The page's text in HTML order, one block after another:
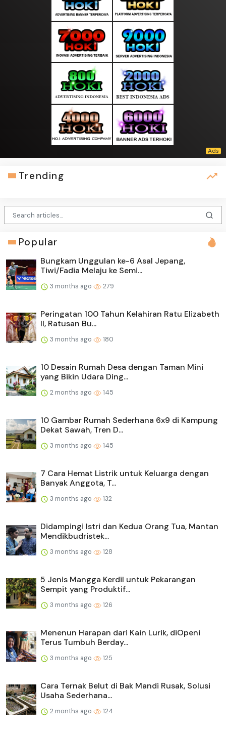
Trending
Popular
Bungkam Unggulan ke-6 Asal Jepang,
Tiwi/Fadia Melaju ke Semi...
3 months ago 279
Peringatan 100 Tahun Kelahiran Ratu Elizabeth
II, Ratusan Bu...
3 months ago 180
10 Desain Rumah Desa dengan Taman Mini
yang Bikin Udara Ding...
2 months ago 145
10 Gambar Rumah Sederhana 6x9 di Kampung
Dekat Sawah, Tren D...
3 months ago 145
7 Cara Hemat Listrik untuk Keluarga dengan
Banyak Anggota, T...
3 months ago 132
Didampingi Istri dan Kedua Orang Tua, Mantan
Mendikbudristek...
3 months ago 128
5 Jenis Mangga Kerdil untuk Pekarangan
Sempit yang Produktif...
3 months ago 126
Menenun Harapan dari Kain Lurik, diOpeni
Terus Tumbuh Berday...
3 months ago 125
Cara Ternak Belut di Bak Mandi Rusak, Solusi
Usaha Sederhana...
2 months ago 124